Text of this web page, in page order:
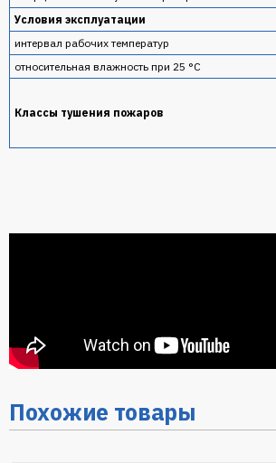
Условия эксплуатации
интервал рабочих температур
относительная влажность при 25 °С
Классы тушения пожаров
Похожие товары